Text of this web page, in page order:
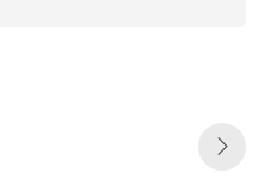
в срок, продукт